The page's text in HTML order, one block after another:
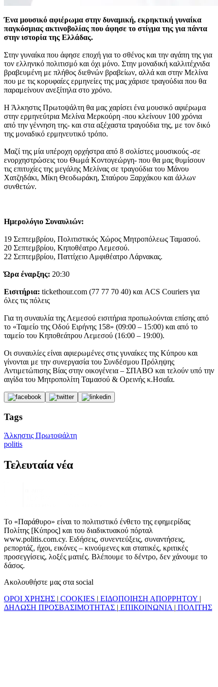
Ένα μουσικό αφιέρωμα στην δυναμική, εκρηκτική γυναίκα
παγκόσμιας ακτινοβολίας που άφησε το στίγμα της για πάντα
στην ιστορία της Ελλάδας.
Στην γυναίκα που άφησε εποχή για το σθένος και την αγάπη της για
τον ελληνικό πολιτισμό και όχι μόνο. Στην μοναδική καλλιτέχνιδα
βραβευμένη με πλήθος διεθνών βραβείων, αλλά και στην Μελίνα
που με τις κορυφαίες ερμηνείες της μας χάρισε τραγούδια που θα
παραμείνουν ανεξίτηλα στο χρόνο.
Η Άλκηστις Πρωτοψάλτη θα μας χαρίσει ένα μουσικό αφιέρωμα
στην ερμηνεύτρια Μελίνα Μερκούρη -που κλείνουν 100 χρόνια
από την γέννηση της- και στα αξέχαστα τραγούδια της, με τον δικό
της μοναδικό ερμηνευτικό τρόπο.
Μαζί της μία υπέροχη ορχήστρα από 8 σολίστες μουσικούς -σε
ενορχηστρώσεις του Θωμά Κοντογεώργη- που θα μας θυμίσουν
τις επιτυχίες της μεγάλης Μελίνας σε τραγούδια του Μάνου
Χατζηδάκι, Μίκη Θεοδωράκη, Σταύρου Ξαρχάκου και άλλων
συνθετών.
Ημερολόγιο Συναυλιών:
19 Σεπτεμβρίου, Πολιτιστικός Χώρος Μητροπόλεως Ταμασού.
20 Σεπτεμβρίου, Κηποθέατρο Λεμεσού.
22 Σεπτεμβρίου, Παττίχειο Αμφιθέατρο Λάρνακας.
Ώρα έναρξης: 20:30
Εισιτήρια: tickethour.com (77 77 70 40) και ACS Couriers για
όλες τις πόλεις
Για τη συναυλία της Λεμεσού εισιτήρια προπωλούνται επίσης από
το «Ταμείο της Οδού Ειρήνης 158» (09:00 – 15:00) και από το
ταμείο του Κηποθεάτρου Λεμεσού (16:00 – 19:00).
Οι συναυλίες είναι αφιερωμένες στις γυναίκες της Κύπρου και
γίνονται με την συνεργασία του Συνδέσμου Πρόληψης
Αντιμετώπισης Βίας στην οικογένεια – ΣΠΑΒΟ και τελούν υπό την
αιγίδα του Μητροπολίτη Ταμασού & Ορεινής κ.Ησαΐα.
Tags
Άλκηστις Πρωτοψάλτη
politis
Τελευταία νέα
Το «Παράθυρο» είναι το πολιτιστικό ένθετο της εφημερίδας
Πολίτης [Κύπρος] και του διαδικτυακού πόρταλ
www.politis.com.cy. Ειδήσεις, συνεντεύξεις, συναντήσεις,
ρεπορτάζ, ήχοι, εικόνες – κινούμενες και στατικές, κριτικές
προσεγγίσεις, λοξές ματιές. Βλέπουμε το δέντρο, δεν χάνουμε το
δάσος.
Ακολουθήστε μας στα social
ΟΡΟΙ ΧΡΗΣΗΣ | COOKIES | ΕΙΔΟΠΟΙΗΣΗ ΑΠΟΡΡΗΤΟΥ |
ΔΗΛΩΣΗ ΠΡΟΣΒΑΣΙΜΟΤΗΤΑΣ | ΕΠΙΚΟΙΝΩΝΙΑ | ΠΟΛΙΤΗΣ